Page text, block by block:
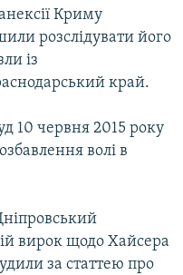
Криму
розслідувати його
із
край.
10 червня 2015 року
волі в
вирок щодо Хайсера
за статтею про